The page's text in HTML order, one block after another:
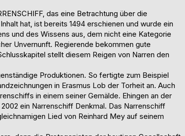
das eine Betrachtung über die
hat, ist bereits 1494 erschienen und wurde ein
und des Wissens aus, dem nicht eine Kategorie
Unvernunft. Regierende bekommen gute
stellt diesem Reigen von Narren den
Produktionen. So fertigte zum Beispiel
in Erasmus Lob der Torheit an. Auch
in einem seiner Gemälde. Ehingen an der
ein Narrenschiff Denkmal. Das Narrenschiff
Lied von Reinhard Mey auf seinem